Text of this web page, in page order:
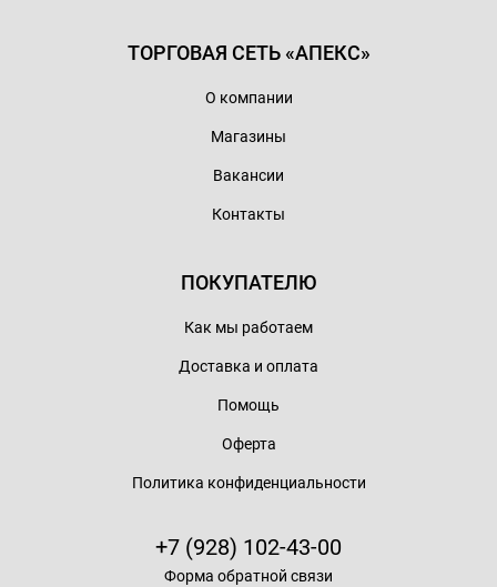
ТОРГОВАЯ СЕТЬ «АПЕКС»
О компании
Магазины
Вакансии
Контакты
ПОКУПАТЕЛЮ
Как мы работаем
Доставка и оплата
Помощь
Оферта
Политика конфиденциальности
+7 (928) 102-43-00
Форма обратной связи